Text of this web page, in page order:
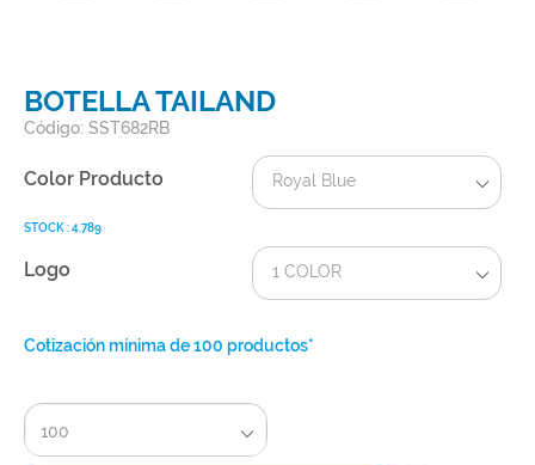
BOTELLA TAILAND
Código: SST682RB
Color Producto Royal Blue
STOCK : 4.789
Logo 1 COLOR
Cotización mínima de 100 productos*
100